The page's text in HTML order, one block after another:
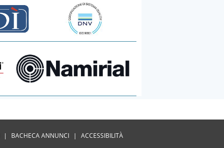
| BACHECA ANNUNCI | ACCESSIBILITÀ